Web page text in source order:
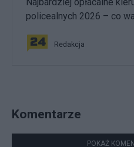
policealnych 2026 – co
Redakcja
Komentarze
POKAŻ